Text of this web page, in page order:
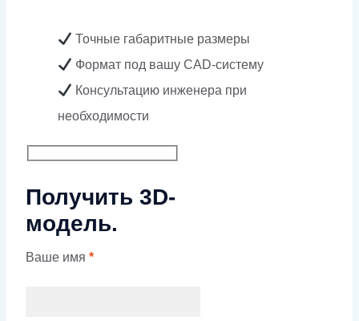
Точные габаритные размеры
Формат под вашу CAD-систему
Консультацию инженера при
необходимости
Получить 3D-
модель.
Ваше имя *